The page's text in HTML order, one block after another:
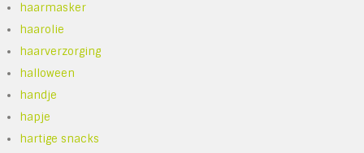
haarmasker
haarolie
haarverzorging
halloween
handje
hapje
hartige snacks